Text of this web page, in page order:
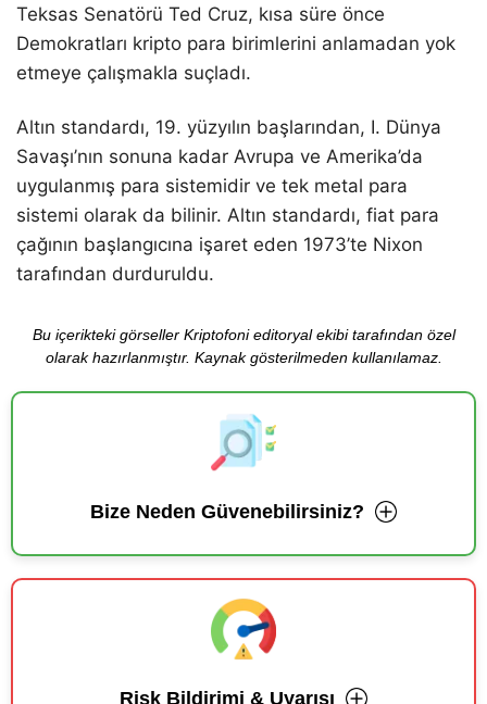
Teksas Senatörü Ted Cruz, kısa süre önce
Demokratları kripto para birimlerini anlamadan yok
etmeye çalışmakla suçladı.
Altın standardı, 19. yüzyılın başlarından, I. Dünya
Savaşı’nın sonuna kadar Avrupa ve Amerika’da
uygulanmış para sistemidir ve tek metal para
sistemi olarak da bilinir. Altın standardı, fiat para
çağının başlangıcına işaret eden 1973’te Nixon
tarafından durduruldu.
Bu içerikteki görseller Kriptofoni editoryal ekibi tarafından özel
olarak hazırlanmıştır. Kaynak gösterilmeden kullanılamaz.
Bize Neden Güvenebilirsiniz?
Risk Bildirimi & Uyarısı